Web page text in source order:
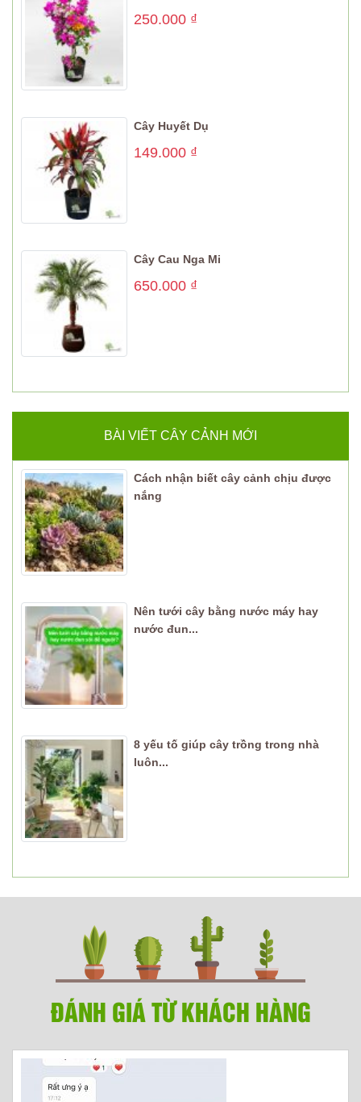
250.000 ₫
Cây Huyết Dụ
149.000 ₫
Cây Cau Nga Mi
650.000 ₫
BÀI VIẾT CÂY CẢNH MỚI
Cách nhận biết cây cảnh chịu được
nắng
Nên tưới cây bằng nước máy hay
nước đun...
8 yếu tố giúp cây trồng trong nhà
luôn...
ĐÁNH GIÁ TỪ KHÁCH HÀNG